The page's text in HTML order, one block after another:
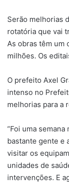
Serão melhorias
rotatória que vai
As obras têm um
milhões. Os
O prefeito Axel
intenso no
melhorias para a
“Foi uma
bastante gente e
visitar os
unidades de
intervenções. E